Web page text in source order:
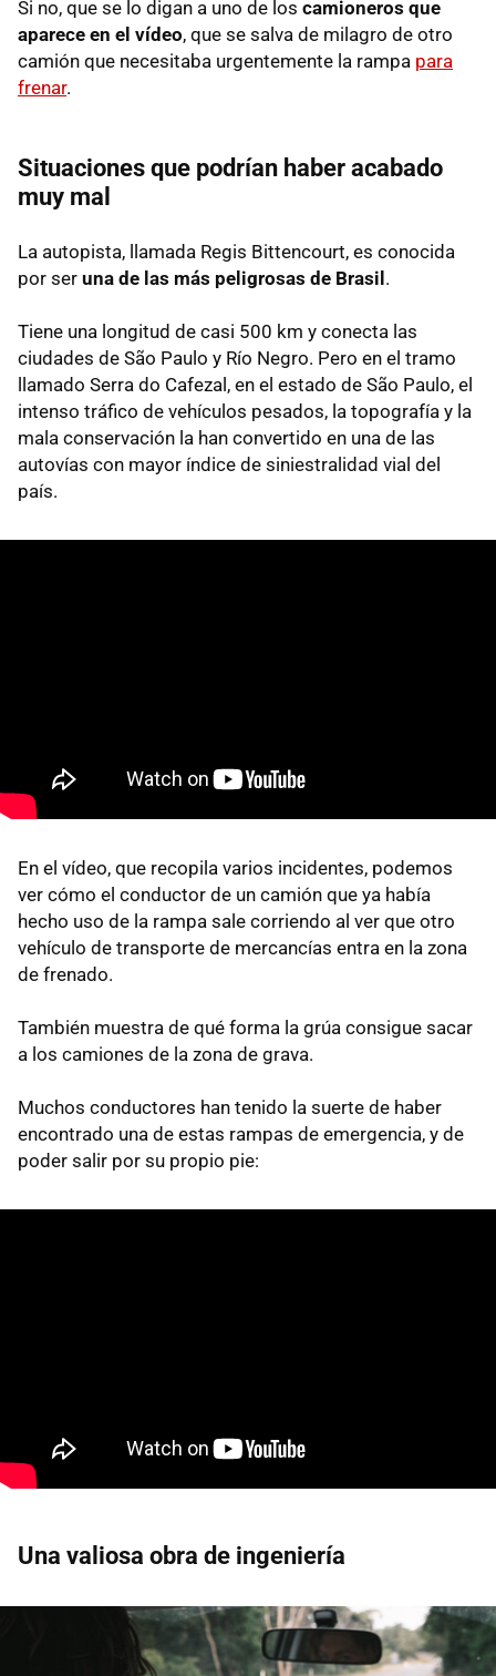
Si no, que se lo digan a uno de los camioneros que
aparece en el vídeo, que se salva de milagro de otro
camión que necesitaba urgentemente la rampa para
frenar.
Situaciones que podrían haber acabado
muy mal
La autopista, llamada Regis Bittencourt, es conocida
por ser una de las más peligrosas de Brasil.
Tiene una longitud de casi 500 km y conecta las
ciudades de São Paulo y Río Negro. Pero en el tramo
llamado Serra do Cafezal, en el estado de São Paulo, el
intenso tráfico de vehículos pesados, la topografía y la
mala conservación la han convertido en una de las
autovías con mayor índice de siniestralidad vial del
país.
En el vídeo, que recopila varios incidentes, podemos
ver cómo el conductor de un camión que ya había
hecho uso de la rampa sale corriendo al ver que otro
vehículo de transporte de mercancías entra en la zona
de frenado.
También muestra de qué forma la grúa consigue sacar
a los camiones de la zona de grava.
Muchos conductores han tenido la suerte de haber
encontrado una de estas rampas de emergencia, y de
poder salir por su propio pie:
Una valiosa obra de ingeniería